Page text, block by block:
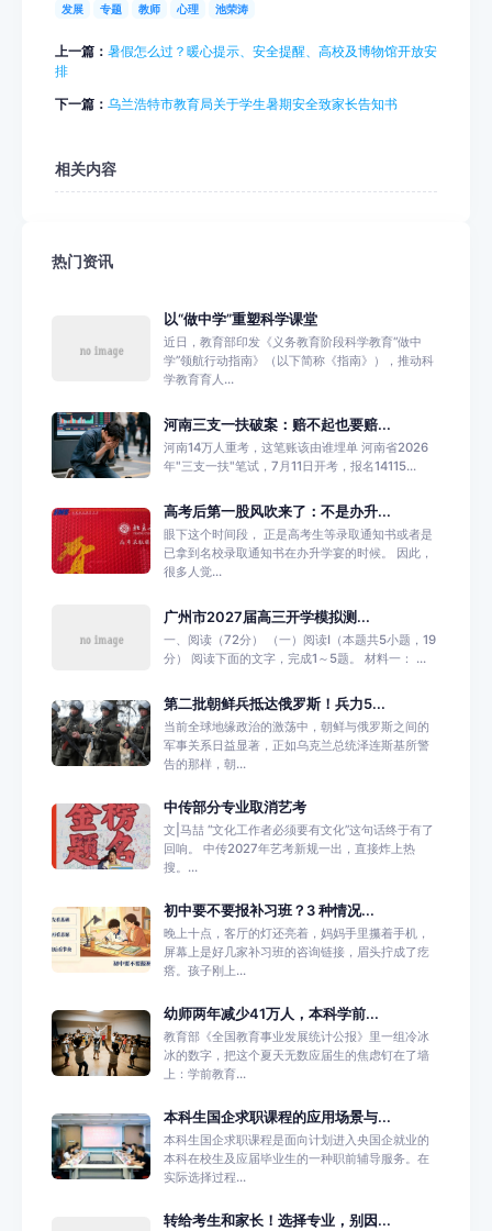
发展 专题 教师 心理 池荣涛
上一篇： 暑假怎么过？暖心提示、安全提醒、高校及博物馆开放安
排
下一篇： 乌兰浩特市教育局关于学生暑期安全致家长告知书
相关内容
热门资讯
以“做中学”重塑科学课堂
近日，教育部印发《义务教育阶段科学教育“做中
学”领航行动指南》（以下简称《指南》），推动科
学教育育人...
河南三支一扶破案：赔不起也要赔...
河南14万人重考，这笔账该由谁埋单 河南省2026
年"三支一扶"笔试，7月11日开考，报名14115...
高考后第一股风吹来了：不是办升...
眼下这个时间段， 正是高考生等录取通知书或者是
已拿到名校录取通知书在办升学宴的时候。 因此，
很多人觉...
广州市2027届高三开学模拟测...
一、阅读（72分） （一）阅读I（本题共5小题，19
分） 阅读下面的文字，完成1～5题。 材料一： ...
第二批朝鲜兵抵达俄罗斯！兵力5...
当前全球地缘政治的激荡中，朝鲜与俄罗斯之间的
军事关系日益显著，正如乌克兰总统泽连斯基所警
告的那样，朝...
中传部分专业取消艺考
文|马喆 “文化工作者必须要有文化”这句话终于有了
回响。 中传2027年艺考新规一出，直接炸上热
搜。...
初中要不要报补习班？3 种情况...
晚上十点，客厅的灯还亮着，妈妈手里攥着手机，
屏幕上是好几家补习班的咨询链接，眉头拧成了疙
瘩。孩子刚上...
幼师两年减少41万人，本科学前...
教育部《全国教育事业发展统计公报》里一组冷冰
冰的数字，把这个夏天无数应届生的焦虑钉在了墙
上：学前教育...
本科生国企求职课程的应用场景与...
本科生国企求职课程是面向计划进入央国企就业的
本科在校生及应届毕业生的一种职前辅导服务。在
实际选择过程...
转给考生和家长！选择专业，别因...